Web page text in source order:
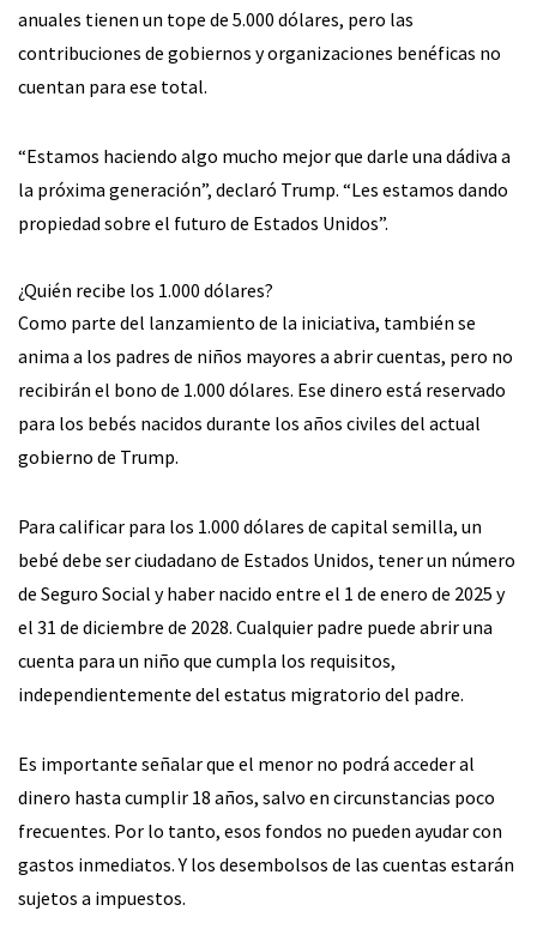
anuales tienen un tope de 5.000 dólares, pero las
contribuciones de gobiernos y organizaciones benéficas no
cuentan para ese total.
“Estamos haciendo algo mucho mejor que darle una dádiva a
la próxima generación”, declaró Trump. “Les estamos dando
propiedad sobre el futuro de Estados Unidos”.
¿Quién recibe los 1.000 dólares?
Como parte del lanzamiento de la iniciativa, también se
anima a los padres de niños mayores a abrir cuentas, pero no
recibirán el bono de 1.000 dólares. Ese dinero está reservado
para los bebés nacidos durante los años civiles del actual
gobierno de Trump.
Para calificar para los 1.000 dólares de capital semilla, un
bebé debe ser ciudadano de Estados Unidos, tener un número
de Seguro Social y haber nacido entre el 1 de enero de 2025 y
el 31 de diciembre de 2028. Cualquier padre puede abrir una
cuenta para un niño que cumpla los requisitos,
independientemente del estatus migratorio del padre.
Es importante señalar que el menor no podrá acceder al
dinero hasta cumplir 18 años, salvo en circunstancias poco
frecuentes. Por lo tanto, esos fondos no pueden ayudar con
gastos inmediatos. Y los desembolsos de las cuentas estarán
sujetos a impuestos.